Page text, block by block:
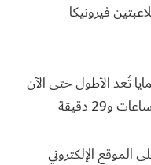
فيرونيكا
تُعد الأطول حتى الآن
الموقع الإلكتروني